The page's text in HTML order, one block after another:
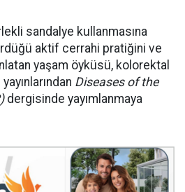
sandalye kullanmasına
aktif cerrahi pratiğini ve
yaşam öyküsü, kolorektal
Diseases of the
dergisinde yayımlanmaya